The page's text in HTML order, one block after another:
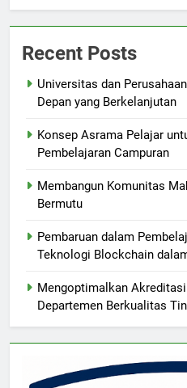
Recent Posts
Universitas dan
Depan yang Berkelanjutan
Konsep Asrama Pelajar
Pembelajaran Campuran
Membangun Komunitas
Bermutu
Pembaruan dalam
Teknologi Blockchain
Mengoptimalkan
Departemen Berkualitas